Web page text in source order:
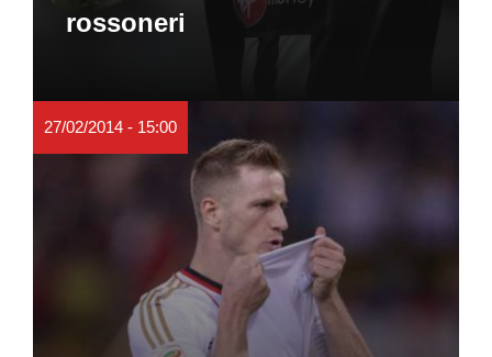
rossoneri
27/02/2014 - 15:00